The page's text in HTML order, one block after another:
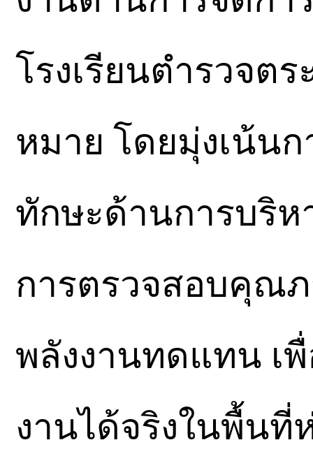
โรงเรียนตำรวจต
หมาย โดยมุ่งเน้น
ทักษะด้านการบริห
การตรวจสอบคุณ
พลังงานทดแทน เ
งานได้จริงในพื้นที่